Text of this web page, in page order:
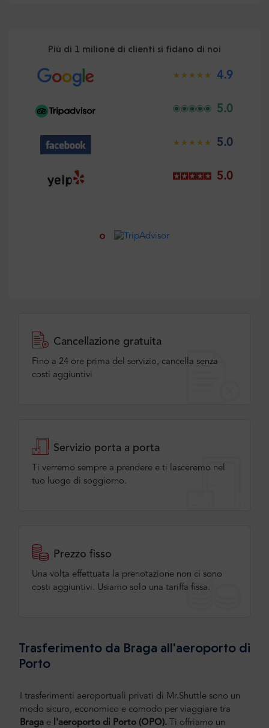
Più di 1 milione di clienti si fidano di noi
4.9
5.0
5.0
5.0
Cancellazione gratuita
Fino a 24 ore prima del servizio, cancella senza
costi aggiuntivi
Servizio porta a porta
Ti verremo sempre a prendere e ti lasceremo nel
tuo luogo di soggiorno.
Prezzo fisso
Una volta effettuata la prenotazione non ci sono
costi aggiuntivi. Usiamo solo una tariffa fissa.
Trasferimento da Braga all'aeroporto di
Porto
I trasferimenti aeroportuali privati di Mr.Shuttle sono un
modo sicuro, economico e comodo per viaggiare tra
Braga e l'aeroporto di Porto (OPO). Ti offriamo un